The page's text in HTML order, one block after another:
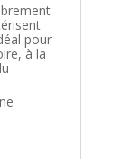
pour
à la